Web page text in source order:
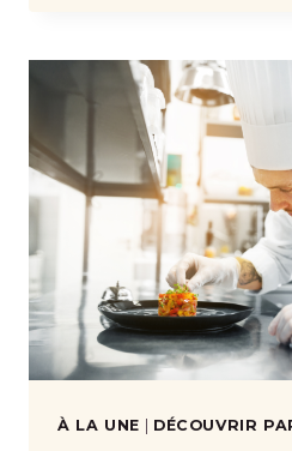
À LA UNE DÉCOUVRIR